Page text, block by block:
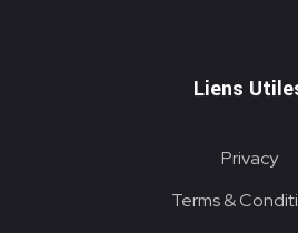
Liens
Privacy
Terms &